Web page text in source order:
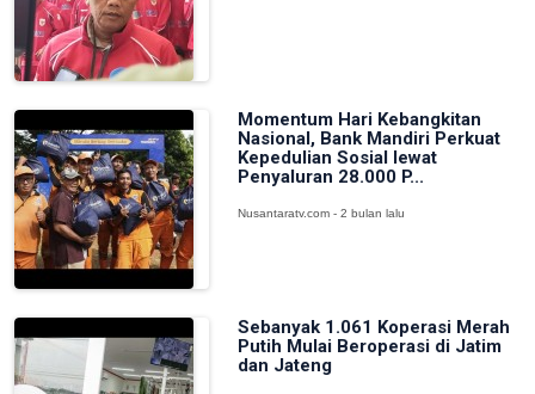
Momentum Hari Kebangkitan
Nasional, Bank Mandiri Perkuat
Kepedulian Sosial lewat
Penyaluran 28.000 P...
Nusantaratv.com - 2 bulan lalu
Sebanyak 1.061 Koperasi Merah
Putih Mulai Beroperasi di Jatim
dan Jateng